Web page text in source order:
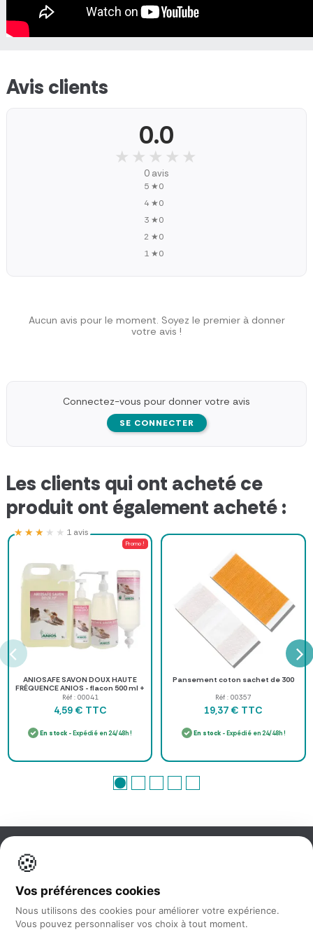
Avis clients
0.0
★★★★★
★★★★★
0 avis
5 ★0
4 ★0
3 ★0
2 ★0
1 ★0
Aucun avis pour le moment. Soyez le premier à donner
votre avis !
Connectez-vous pour donner votre avis
SE CONNECTER
Les clients qui ont acheté ce
produit ont également acheté :
Promo !
ANIOSAFE SAVON DOUX HAUTE
FRÉQUENCE ANIOS - flacon 500 ml +
pompe
Réf : 00041
★★★★★
★★★★★ 1 avis
4,59 € TTC
En stock - Expédié en 24/48h !
Pansement coton sachet de 300
Réf : 00357
19,37 € TTC
En stock- Expédié en 24/48h !
Information
Nos services
🍪
Vos préférences cookies
Nous utilisons des cookies pour améliorer votre expérience.
Vous pouvez personnaliser vos choix à tout moment.